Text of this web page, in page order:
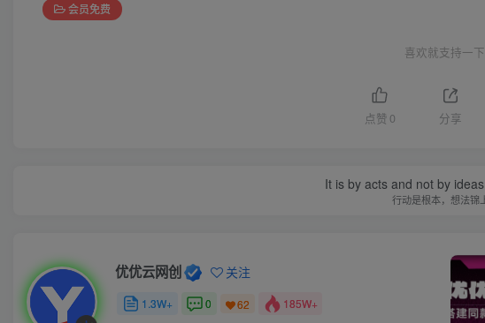
会员免费
喜欢就支持一
点赞 0 分享
It is by acts and not by
行动是根本，想法锦
优优云网创 关注
1.3W+ 0 62 185W+